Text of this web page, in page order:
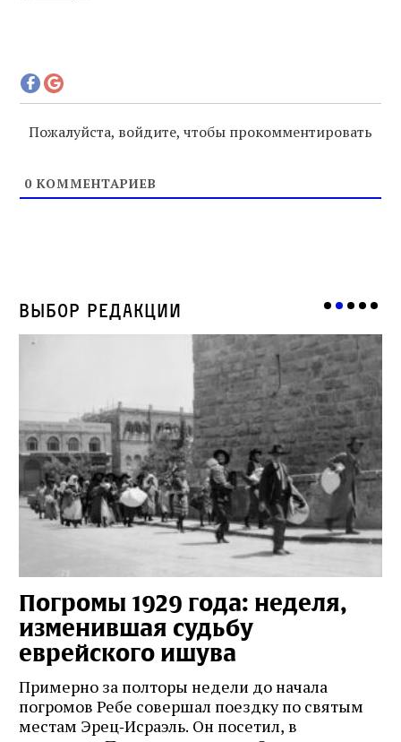
Пожалуйста, войдите, чтобы прокомментировать
0 КОММЕНТАРИЕВ
Выбор редакции
Погромы 1929 года: неделя,
изменившая судьбу
еврейского ишува
Примерно за полторы недели до начала
погромов Ребе совершал поездку по святым
местам Эрец‑Исраэль. Он посетил, в